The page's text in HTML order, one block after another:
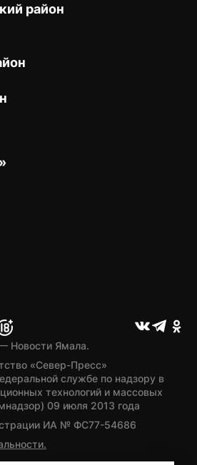
район
Новости Ямала.
«Север-Пресс»
службе по надзору в
технологий и массовых
09 июля 2013 года
ИА № ФС77-54686